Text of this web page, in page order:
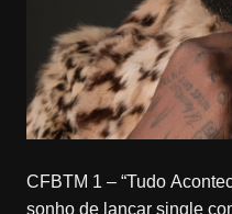
CFBTM 1 – “Tudo Aconteceu”: MC Du Black realiza
sonho de lançar single